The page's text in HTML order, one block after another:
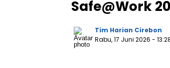
Safe@Work
Tim Harian Cirebon
Rabu, 17 Juni 2026 -